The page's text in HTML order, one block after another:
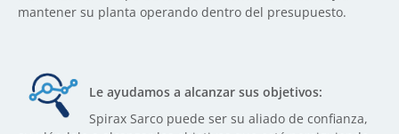
mantener su planta operando dentro del presupuesto.
Le ayudamos a alcanzar sus objetivos:
Spirax Sarco puede ser su aliado de confianza,